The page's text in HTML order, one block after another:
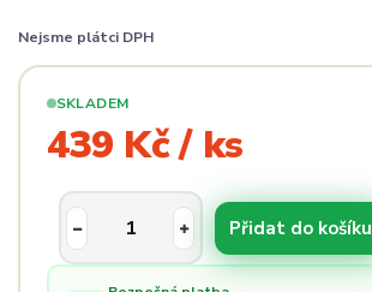
Nejsme plátci DPH
SKLADEM
439 Kč / ks
Přidat do košíku